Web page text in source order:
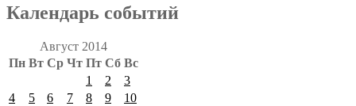
Календарь событий
Август 2014
Пн Вт Ср Чт Пт Сб Вс
1 2
3
4
5 6 7 8 9
10